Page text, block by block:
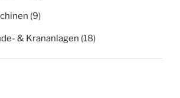
(9)
& Krananlagen (18)